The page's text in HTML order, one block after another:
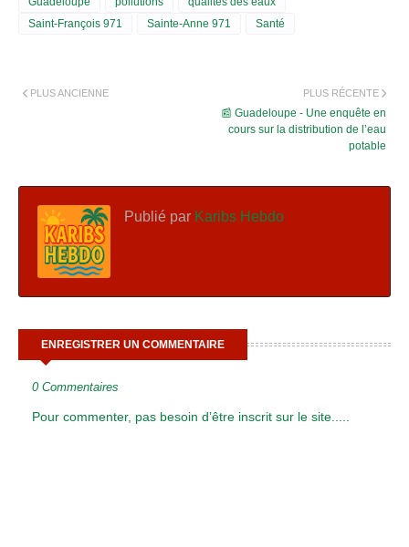
Saint-François 971
Sainte-Anne 971 Santé
PLUS RÉCENTE
📰 Guadeloupe - Une enquête en
cours sur la distribution de l’eau
potable
PLUS ANCIENNE
Publié par Karibs Hebdo
ENREGISTRER UN COMMENTAIRE
0 Commentaires
Pour commenter, pas besoin d’être inscrit sur le site.....